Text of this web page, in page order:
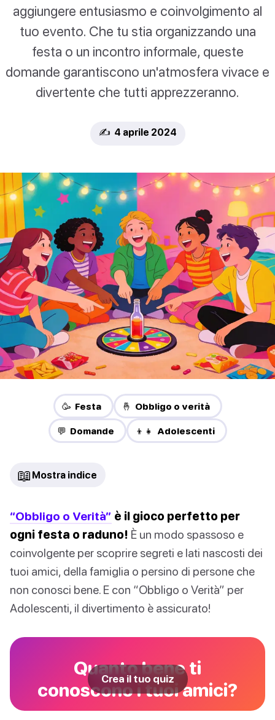
aggiungere entusiasmo e coinvolgimento al
tuo evento. Che tu stia organizzando una
festa o un incontro informale, queste
domande garantiscono un'atmosfera vivace e
divertente che tutti apprezzeranno.
✍️ 4 aprile 2024
🥳 Festa 🤞 Obbligo o verità
💬 Domande 👦👧 Adolescenti
📖 Mostra indice
“Obbligo o Verità” è il gioco perfetto per
ogni festa o raduno! È un modo spassoso e
coinvolgente per scoprire segreti e lati nascosti dei
tuoi amici, della famiglia o persino di persone che
non conosci bene. E con “Obbligo o Verità” per
Adolescenti, il divertimento è assicurato!
Quanto bene ti
conoscono i tuoi amici?
Crea il tuo quiz